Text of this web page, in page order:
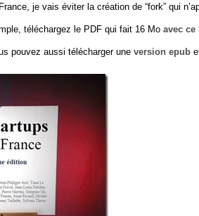
je vais éviter la création de “fork” qui
téléchargez le PDF qui fait 16 Mo avec ce
pouvez aussi télécharger une version epub